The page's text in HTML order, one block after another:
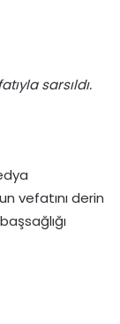
sarsıldı.
vefatını derin